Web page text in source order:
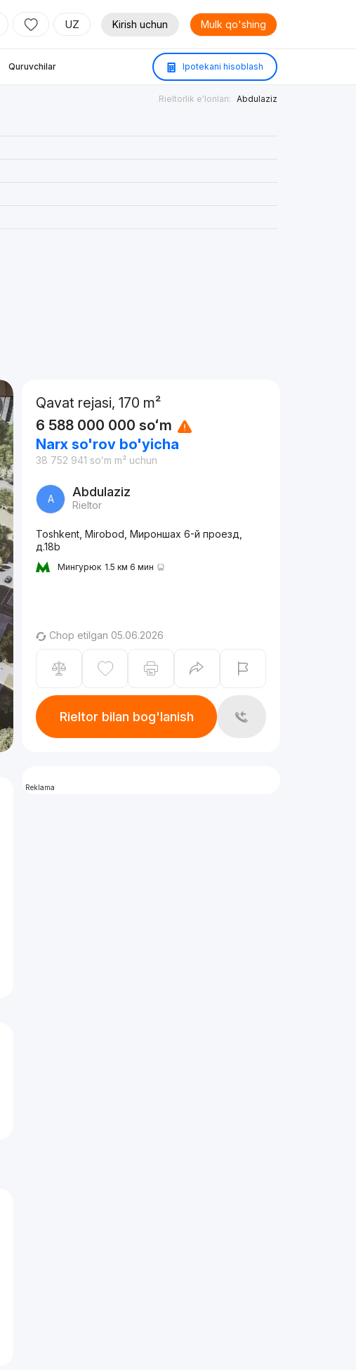
UZ Kirish uchun Mulk qo'shing
Quruvchilar Ipotekani hisoblash
Rieltorlik e'lonlari: Abdulaziz
Qavat rejasi, 170 m²
6 588 000 000 soʻm
Narx so'rov bo'yicha
38 752 941 soʻm m² uchun
A Abdulaziz
Rieltor
Toshkent, Mirobod, Мироншах 6-й проезд,
д.18b
Мингурюк 1.5 км 6 мин
Chop etilgan 05.06.2026
Rieltor bilan bog'lanish
Reklama